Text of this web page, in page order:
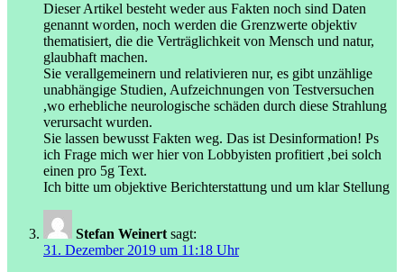
Dieser Artikel besteht weder aus Fakten noch sind Daten
genannt worden, noch werden die Grenzwerte objektiv
thematisiert, die die Verträglichkeit von Mensch und natur,
glaubhaft machen.
Sie verallgemeinern und relativieren nur, es gibt unzählige
unabhängige Studien, Aufzeichnungen von Testversuchen
,wo erhebliche neurologische schäden durch diese Strahlung
verursacht wurden.
Sie lassen bewusst Fakten weg. Das ist Desinformation! Ps
ich Frage mich wer hier von Lobbyisten profitiert ,bei solch
einen pro 5g Text.
Ich bitte um objektive Berichterstattung und um klar Stellung
Stefan Weinert sagt:
31. Dezember 2019 um 11:18 Uhr